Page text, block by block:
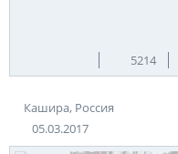
5214
Кашира, Россия
05.03.2017